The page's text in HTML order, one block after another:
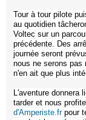
Tour à tour pilote
au quotidien
Voltec sur un
précédente. Des
journée seront
nous ne serons pas
n'en ait que plus
L'aventure donnera
tarder et nous
d'Amperiste.frpour